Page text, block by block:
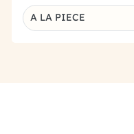
Déclinaison du produit
A LA PIECE